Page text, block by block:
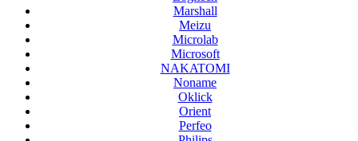
Marshall
Meizu
Microlab
Microsoft
NAKATOMI
Noname
Oklick
Orient
Perfeo